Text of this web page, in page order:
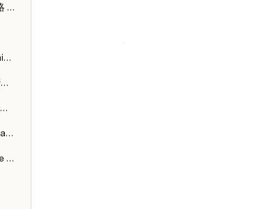
beatmania IIDX DP攻略 @ wiki
コンボラーがbeatmaniaを語る
beatmaniaIIDXDP餡蜜座学入門①同時押し編
初心者からゴリラまで、簡単DP解説
【IIDX攻略blog】 Voltage-ボノレテージ-
[IIDX] - 灼熱Beach Side Bunny DPA FULLCOMBO (tutorial)